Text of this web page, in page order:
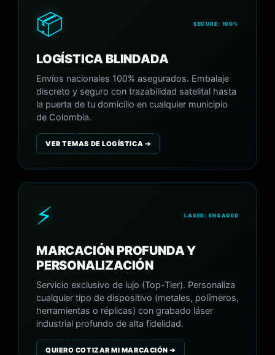
📦 SECURE: 100%
LOGÍSTICA BLINDADA
Envíos nacionales 100% asegurados. Embalaje
discreto y seguro con trazabilidad satelital hasta
la puerta de tu domicilio en cualquier municipio
de Colombia.
VER TEMAS DE LOGÍSTICA ➔
⚡ LASER: ENGAGED
MARCACIÓN PROFUNDA Y
PERSONALIZACIÓN
Servicio exclusivo de lujo (Top-Tier). Personaliza
cualquier tipo de dispositivo (metales, polímeros,
herramientas o réplicas) con grabado láser
industrial profundo de alta fidelidad.
QUIERO COTIZAR MI MARCACIÓN ➔